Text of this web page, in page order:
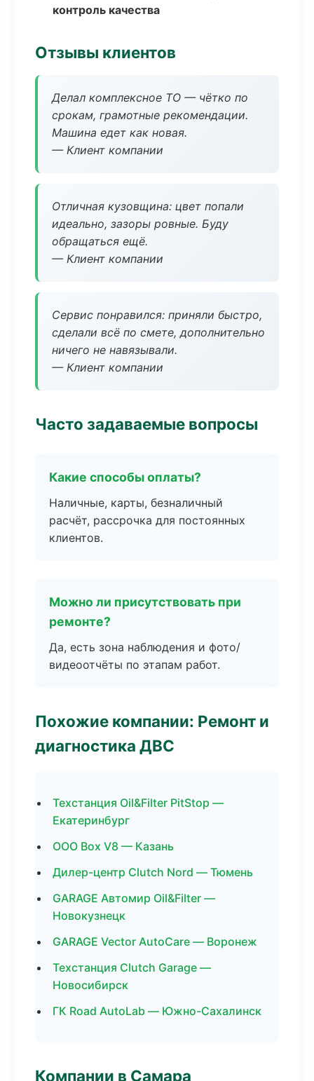
контроль качества
Отзывы клиентов
Делал комплексное ТО — чётко по
срокам, грамотные рекомендации.
Машина едет как новая.
— Клиент компании
Отличная кузовщина: цвет попали
идеально, зазоры ровные. Буду
обращаться ещё.
— Клиент компании
Сервис понравился: приняли быстро,
сделали всё по смете, дополнительно
ничего не навязывали.
— Клиент компании
Часто задаваемые вопросы
Какие способы оплаты?
Наличные, карты, безналичный
расчёт, рассрочка для постоянных
клиентов.
Можно ли присутствовать при
ремонте?
Да, есть зона наблюдения и фото/
видеоотчёты по этапам работ.
Похожие компании: Ремонт и
диагностика ДВС
Техстанция Oil&Filter PitStop —
Екатеринбург
ООО Box V8 — Казань
Дилер-центр Clutch Nord — Тюмень
GARAGE Автомир Oil&Filter —
Новокузнецк
GARAGE Vector AutoCare — Воронеж
Техстанция Clutch Garage —
Новосибирск
ГК Road AutoLab — Южно-Сахалинск
Компании в Самара